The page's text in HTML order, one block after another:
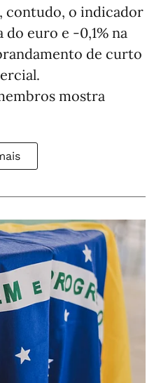
contudo, o indicador
euro e -0,1% na
de curto
mostra